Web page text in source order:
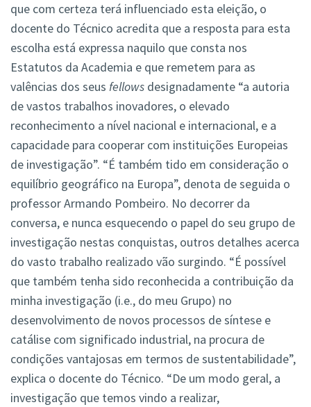
que com certeza terá influenciado esta eleição, o
docente do Técnico acredita que a resposta para esta
escolha está expressa naquilo que consta nos
Estatutos da Academia e que remetem para as
valências dos seus fellows designadamente “a autoria
de vastos trabalhos inovadores, o elevado
reconhecimento a nível nacional e internacional, e a
capacidade para cooperar com instituições Europeias
de investigação”. “É também tido em consideração o
equilíbrio geográfico na Europa”, denota de seguida o
professor Armando Pombeiro. No decorrer da
conversa, e nunca esquecendo o papel do seu grupo de
investigação nestas conquistas, outros detalhes acerca
do vasto trabalho realizado vão surgindo. “É possível
que também tenha sido reconhecida a contribuição da
minha investigação (i.e., do meu Grupo) no
desenvolvimento de novos processos de síntese e
catálise com significado industrial, na procura de
condições vantajosas em termos de sustentabilidade”,
explica o docente do Técnico. “De um modo geral, a
investigação que temos vindo a realizar,